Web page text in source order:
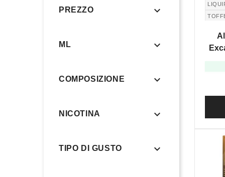
PREZZO 
ML 
COMPOSIZIONE 
NICOTINA 
TIPO DI GUSTO 